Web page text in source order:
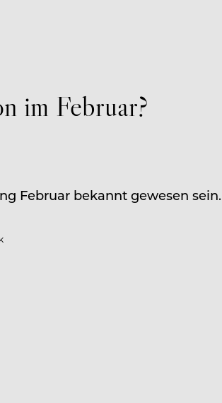
im Februar?
Februar bekannt gewesen sein.